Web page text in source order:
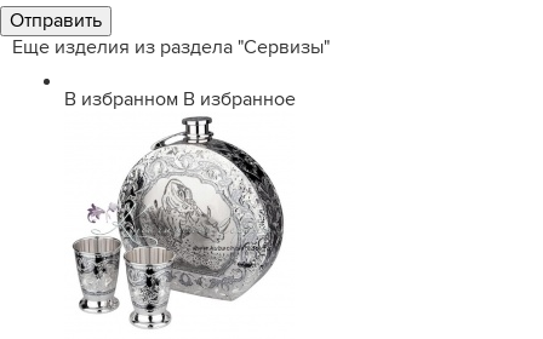
Еще изделия из раздела "Сервизы"
В избранном В избранное